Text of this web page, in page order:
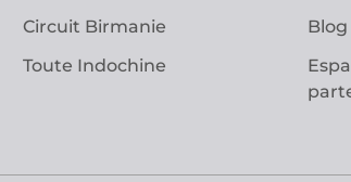
Circuit Birmanie
Toute Indochine